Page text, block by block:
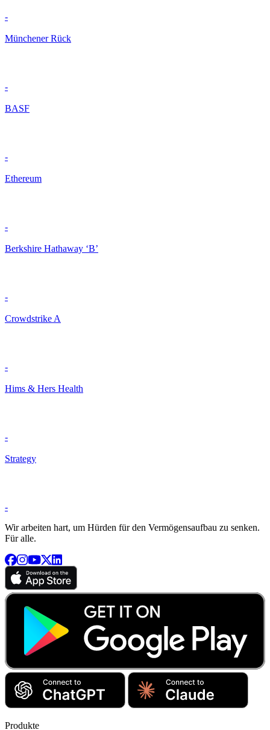
-
Münchener Rück
-
BASF
-
Ethereum
-
Berkshire Hathaway ‘B’
-
Crowdstrike A
-
Hims & Hers Health
-
Strategy
-
Wir arbeiten hart, um Hürden für den Vermögensaufbau zu senken.
Für alle.
Produkte